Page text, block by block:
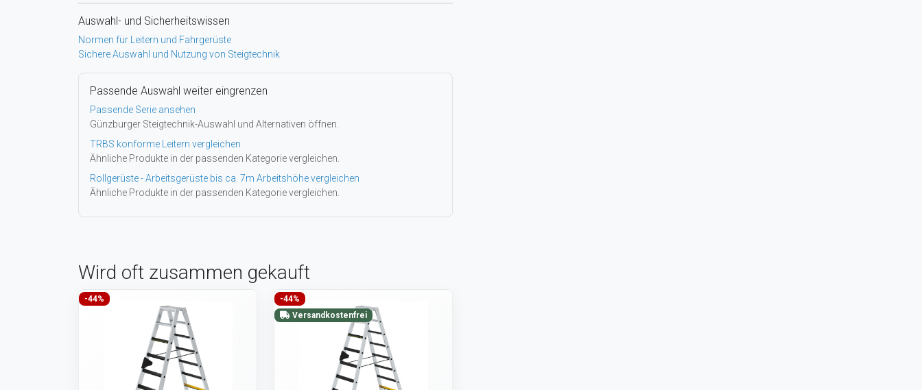
Auswahl- und Sicherheitswissen
Normen für Leitern und Fahrgerüste
Sichere Auswahl und Nutzung von Steigtechnik
Passende Auswahl weiter eingrenzen
Passende Serie ansehen
Günzburger Steigtechnik-Auswahl und Alternativen öffnen.
TRBS konforme Leitern vergleichen
Ähnliche Produkte in der passenden Kategorie vergleichen.
Rollgerüste - Arbeitsgerüste bis ca. 7m Arbeitshöhe vergleichen
Ähnliche Produkte in der passenden Kategorie vergleichen.
Wird oft zusammen gekauft
-44%
-44%
Versandkostenfrei